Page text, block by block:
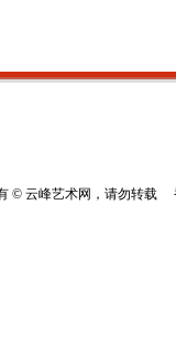
© 云峰艺术网，请勿转载